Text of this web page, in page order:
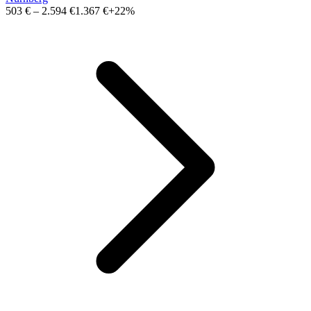
503 € – 2.594 €1.367 €+22%